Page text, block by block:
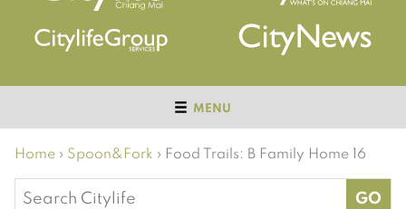
MENU
Home › Spoon&Fork › Food Trails: B Family Home 16
Search